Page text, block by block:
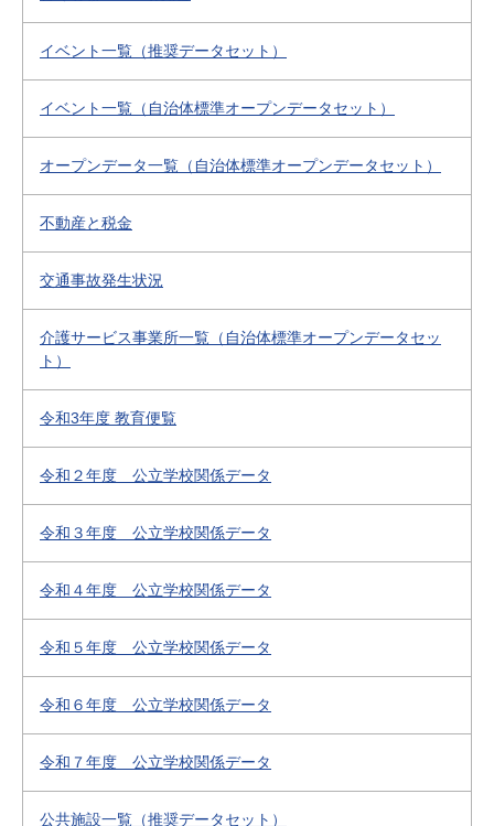
イベント一覧（推奨データセット）
イベント一覧（自治体標準オープンデータセット）
オープンデータ一覧（自治体標準オープンデータセット）
不動産と税金
交通事故発生状況
介護サービス事業所一覧（自治体標準オープンデータセッ
ト）
令和3年度 教育便覧
令和２年度 公立学校関係データ
令和３年度 公立学校関係データ
令和４年度 公立学校関係データ
令和５年度 公立学校関係データ
令和６年度 公立学校関係データ
令和７年度 公立学校関係データ
公共施設一覧（推奨データセット）